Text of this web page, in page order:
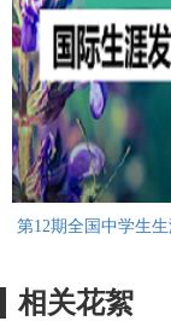
第12期全国中学生
相关花絮